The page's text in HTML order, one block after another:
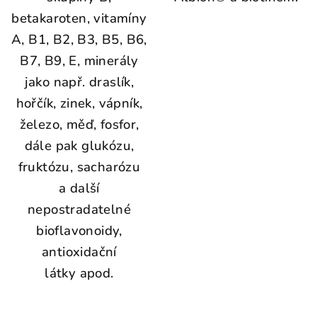
betakaroten, vitamíny
A, B1, B2, B3, B5, B6,
B7, B9, E, minerály
jako např. draslík,
hořčík, zinek, vápník,
železo, měď, fosfor,
dále pak glukózu,
fruktózu, sacharózu
a další
nepostradatelné
bioflavonoidy,
antioxidační
látky apod.